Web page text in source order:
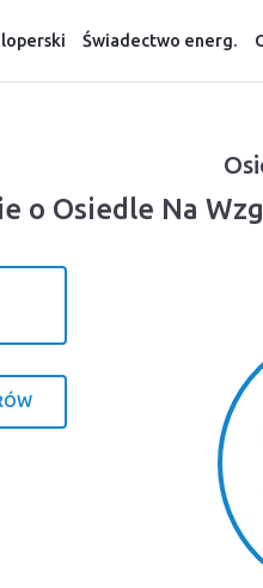
Świadectwo energ.
o Osiedle Na